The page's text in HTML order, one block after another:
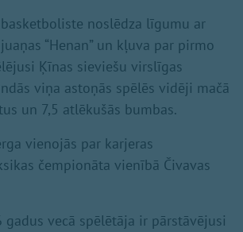
noslēdza līgumu ar
“Henan” un kļuva par pirmo
Ķīnas sieviešu virslīgas
viņa astoņās spēlēs vidēji mačā
un 7,5 atlēkušās bumbas.
vienojās par karjeras
čempionāta vienībā Čivavas
gadus vecā spēlētāja ir pārstāvējusi